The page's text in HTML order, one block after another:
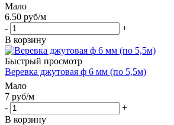
Мало
6.50 руб/м
-
+
В корзину
Быстрый просмотр
Веревка джутовая ф 6 мм (по 5,5м)
Мало
7 руб/м
-
+
В корзину